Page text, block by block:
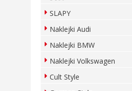
SLAPY
Naklejki Audi
Naklejki BMW
Naklejki Volkswagen
Cult Style